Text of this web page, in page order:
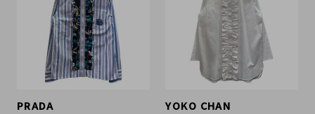
PRADA
YOKO CHAN